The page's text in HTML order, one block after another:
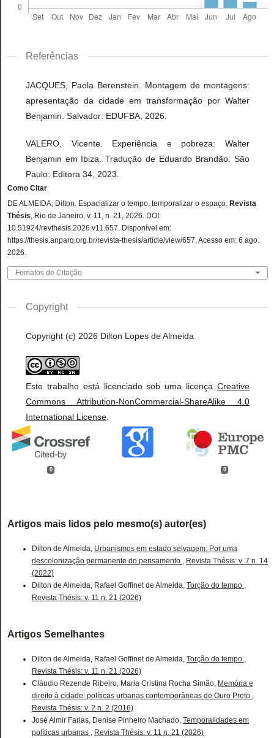
Referências
JACQUES, Paola Berenstein. Montagem de montagens:
apresentação da cidade em transformação por Walter
Benjamin. Salvador: EDUFBA, 2026.
VALERO, Vicente. Experiência e pobreza: Walter
Benjamin em Ibiza. Tradução de Eduardo Brandão. São
Paulo: Editora 34, 2023.
Como Citar
DE ALMEIDA, Dilton. Espacializar o tempo, temporalizar o espaço. Revista
Thésis, Rio de Janeiro, v. 11, n. 21, 2026. DOI:
10.51924/revthesis.2026.v11.657. Disponível em:
https://thesis.anparq.org.br/revista-thesis/article/view/657. Acesso em: 6 ago.
2026.
Fomatos de Citação
Copyright
Copyright (c) 2026 Dilton Lopes de Almeida
Este trabalho está licenciado sob uma licença Creative
Commons Attribution-NonCommercial-ShareAlike 4.0
International License
0 0
Artigos mais lidos pelo mesmo(s) autor(es)
Dilton de Almeida, Urbanismos em estado selvagem: Por uma
descolonização permanente do pensamento , Revista Thésis: v. 7 n. 14
(2022)
Dilton de Almeida, Rafael Goffinet de Almeida, Torção do tempo ,
Revista Thésis: v. 11 n. 21 (2026)
Artigos Semelhantes
Dilton de Almeida, Rafael Goffinet de Almeida, Torção do tempo ,
Revista Thésis: v. 11 n. 21 (2026)
Cláudio Rezende Ribeiro, Maria Cristina Rocha Simão, Memória e
direito à cidade: políticas urbanas contemporâneas de Ouro Preto ,
Revista Thésis: v. 2 n. 2 (2016)
José Almir Farias, Denise Pinheiro Machado, Temporalidades em
políticas urbanas , Revista Thésis: v. 11 n. 21 (2026)